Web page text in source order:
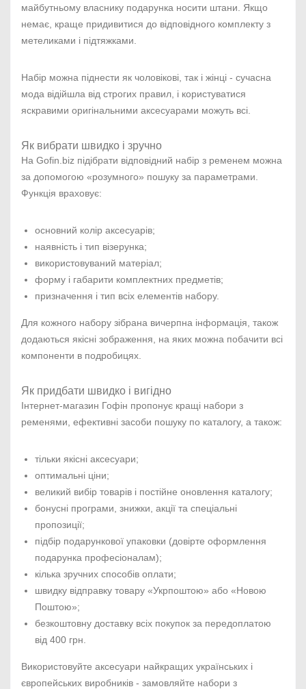
майбутньому власнику подарунка носити штани. Якщо
немає, краще придивитися до відповідного комплекту з
метеликами і підтяжками.
Набір можна піднести як чоловікові, так і жінці - сучасна
мода відійшла від строгих правил, і користуватися
яскравими оригінальними аксесуарами можуть всі.
Як вибрати швидко і зручно
На Gofin.biz підібрати відповідний набір з ременем можна
за допомогою «розумного» пошуку за параметрами.
Функція враховує:
основний колір аксесуарів;
наявність і тип візерунка;
використовуваний матеріал;
форму і габарити комплектних предметів;
призначення і тип всіх елементів набору.
Для кожного набору зібрана вичерпна інформація, також
додаються якісні зображення, на яких можна побачити всі
компоненти в подробицях.
Як придбати швидко і вигідно
Інтернет-магазин Гофін пропонує кращі набори з
ременями, ефективні засоби пошуку по каталогу, а також:
тільки якісні аксесуари;
оптимальні ціни;
великий вибір товарів і постійне оновлення каталогу;
бонусні програми, знижки, акції та спеціальні
пропозиції;
підбір подарункової упаковки (довірте оформлення
подарунка професіоналам);
кілька зручних способів оплати;
швидку відправку товару «Укрпоштою» або «Новою
Поштою»;
безкоштовну доставку всіх покупок за передоплатою
від 400 грн.
Використовуйте аксесуари найкращих українських і
європейських виробників - замовляйте набори з